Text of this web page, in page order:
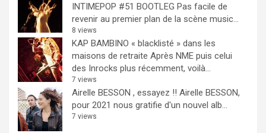
INTIMEPOP #51 BOOTLEG Pas facile de
revenir au premier plan de la scène music...
8 views
KAP BAMBINO « blacklisté » dans les
maisons de retraite Après NME puis celui
des Inrocks plus récemment, voilà...
7 views
Airelle BESSON , essayez !! Airelle BESSON,
pour 2021 nous gratifie d'un nouvel alb...
7 views